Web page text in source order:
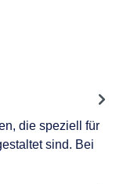
die speziell für
sind. Bei